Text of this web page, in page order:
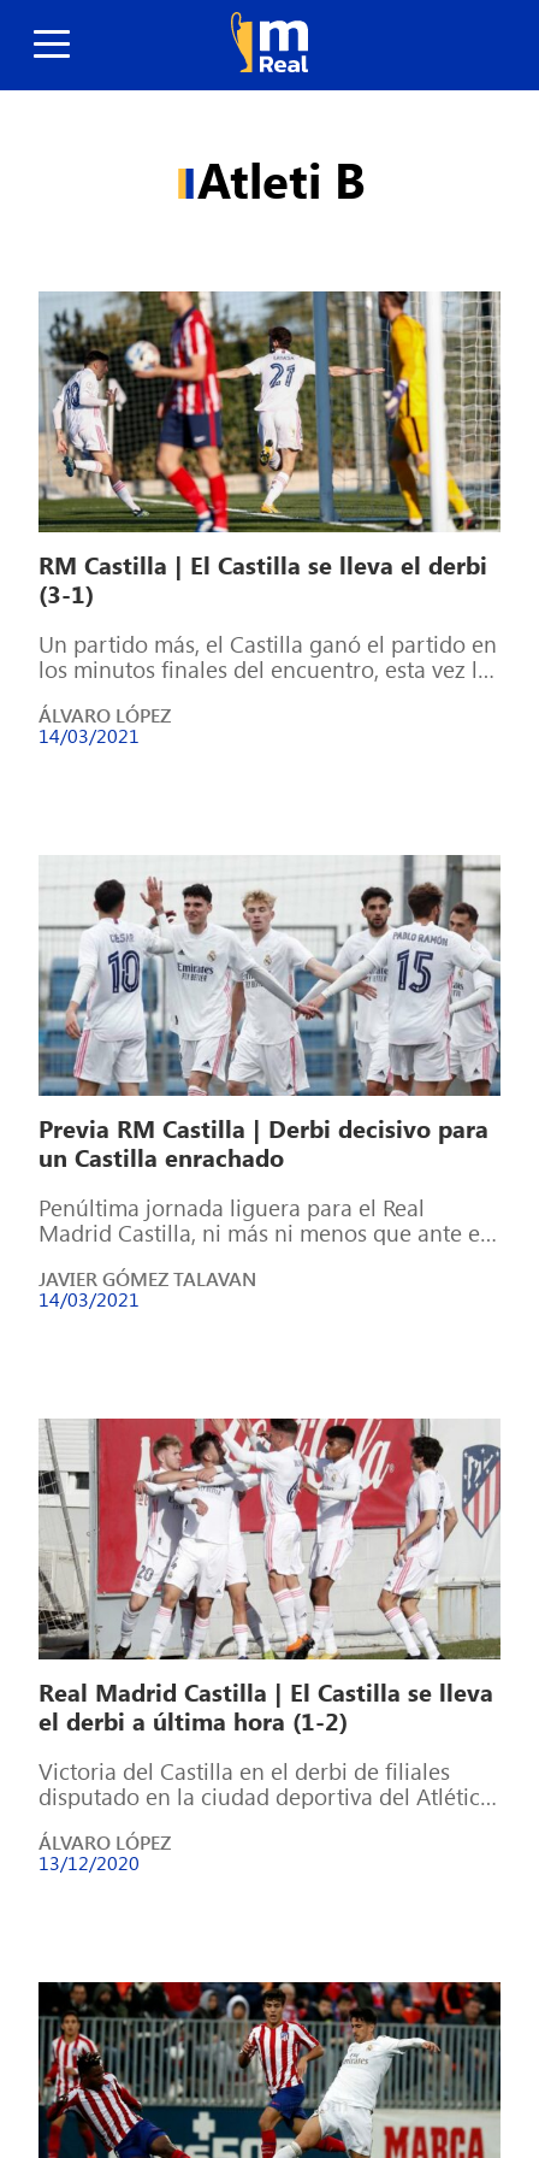
Atleti B
RM Castilla | El Castilla se lleva el derbi
(3-1)
Un partido más, el Castilla ganó el partido en
los minutos finales del encuentro, esta vez la
ÁLVARO LÓPEZ
14/03/2021
Previa RM Castilla | Derbi decisivo para
un Castilla enrachado
Penúltima jornada liguera para el Real
Madrid Castilla, ni más ni menos que ante el
JAVIER GÓMEZ TALAVAN
14/03/2021
Real Madrid Castilla | El Castilla se lleva
el derbi a última hora (1-2)
Victoria del Castilla en el derbi de filiales
disputado en la ciudad deportiva del Atlético
ÁLVARO LÓPEZ
13/12/2020